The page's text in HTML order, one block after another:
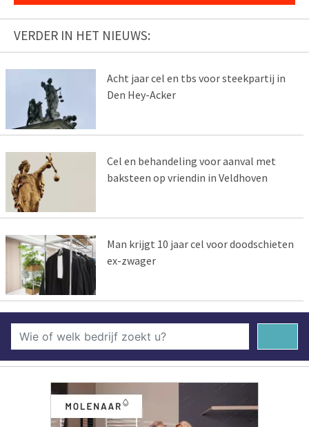
VERDER IN HET NIEUWS:
Acht jaar cel en tbs voor steekpartij in
Den Hey-Acker
Cel en behandeling voor aanval met
baksteen op vriendin in Veldhoven
Man krijgt 10 jaar cel voor doodschieten
ex-zwager